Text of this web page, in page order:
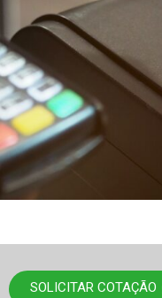
SOLICITAR COTAÇÃO